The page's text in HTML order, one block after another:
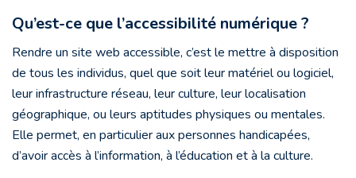
Qu’est-ce que l’accessibilité numérique ?
Rendre un site web accessible, c’est le mettre à disposition
de tous les individus, quel que soit leur matériel ou logiciel,
leur infrastructure réseau, leur culture, leur localisation
géographique, ou leurs aptitudes physiques ou mentales.
Elle permet, en particulier aux personnes handicapées,
d’avoir accès à l’information, à l’éducation et à la culture.